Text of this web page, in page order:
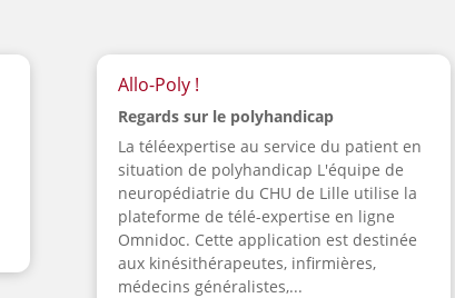
Allo-Poly !
Regards sur le polyhandicap
La téléexpertise au service du patient en
situation de polyhandicap L'équipe de
neuropédiatrie du CHU de Lille utilise la
plateforme de télé-expertise en ligne
Omnidoc. Cette application est destinée
aux kinésithérapeutes, infirmières,
médecins généralistes,...